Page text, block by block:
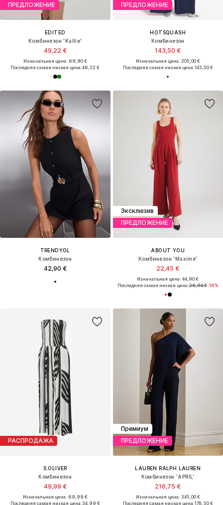
ПРЕДЛОЖЕНИЕ
EDITED
Комбинезон 'Kallie'
49,22 €
Изначальная цена: 69,90 €
Последняя самая низкая цена:46,32 €
ПРЕДЛОЖЕНИЕ
HOTSQUASH
Комбинезон
143,50 €
Изначальная цена: 205,00 €
Последняя самая низкая цена:143,50 €
TRENDYOL
Комбинезон
42,90 €
Эксклюзив
ПРЕДЛОЖЕНИЕ
ABOUT YOU
Комбинезон 'Maxime'
22,45 €
Изначальная цена: 44,90 €
Последняя самая низкая цена:26,94 €-16%
РАСПРОДАЖА
S.OLIVER
Комбинезон
49,99 €
Изначальная цена: 69,99 €
Последняя самая низкая цена:34,99 €
Премиум
ПРЕДЛОЖЕНИЕ
LAUREN RALPH LAUREN
Комбинезон 'APRIL'
216,75 €
Изначальная цена: 345,00 €
Последняя самая низкая цена:178,50 €